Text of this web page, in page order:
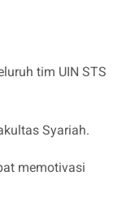
tim UIN STS
Syariah.
memotivasi